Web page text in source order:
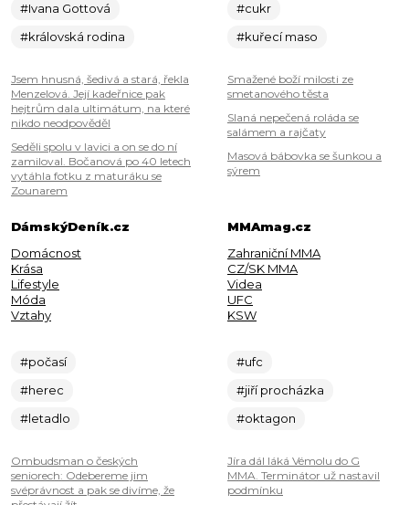
#Ivana Gottová
#královská rodina
Jsem hnusná, šedivá a stará, řekla
Menzelová. Její kadeřnice pak
hejtrům dala ultimátum, na které
nikdo neodpověděl
Seděli spolu v lavici a on se do ní
zamiloval. Bočanová po 40 letech
vytáhla fotku z maturáku se
Zounarem
#cukr
#kuřecí maso
Smažené boží milosti ze
smetanového těsta
Slaná nepečená roláda se
salámem a rajčaty
Masová bábovka se šunkou a
sýrem
DámskýDeník.cz
Domácnost
Krása
Lifestyle
Móda
Vztahy
#počasí
#herec
#letadlo
Ombudsman o českých
seniorech: Odebereme jim
svéprávnost a pak se divíme, že
MMAmag.cz
Zahraniční MMA
CZ/SK MMA
Videa
UFC
KSW
#ufc
#jiří procházka
#oktagon
Jíra dál láká Vémolu do G
MMA. Terminátor už nastavil
podmínku